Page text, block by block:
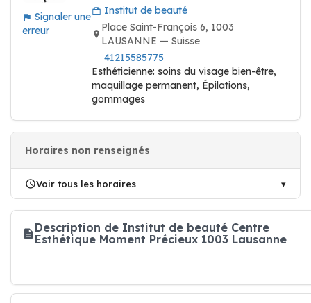
Signaler une
erreur
Institut de beauté
Place Saint-François 6, 1003
LAUSANNE — Suisse
41215585775
Esthéticienne: soins du visage bien-être,
maquillage permanent, Épilations,
gommages
Horaires non renseignés
Voir tous les horaires
Description de Institut de beauté Centre
Esthétique Moment Précieux 1003 Lausanne